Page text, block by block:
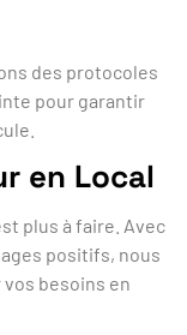
des protocoles
pour garantir
en Local
plus à faire. Avec
positifs, nous
besoins en